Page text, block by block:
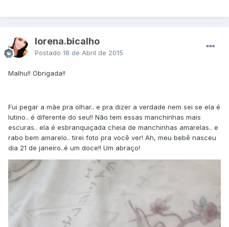
lorena.bicalho
Postado 18 de Abril de 2015
Malhu!! Obrigada!!
Fui pegar a mãe pra olhar.. e pra dizer a verdade nem sei se ela é
lutino.. é diferente do seu!! Não tem essas manchinhas mais
escuras.. ela é esbranquiçada cheia de manchinhas amarelas.. e
rabo bem amarelo.. tirei foto pra você ver! Ah, meu bebê nasceu
dia 21 de janeiro..é um doce!! Um abraço!